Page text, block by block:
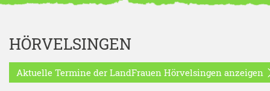
HÖRVELSINGEN
Aktuelle Termine der LandFrauen Hörvelsingen anzeigen